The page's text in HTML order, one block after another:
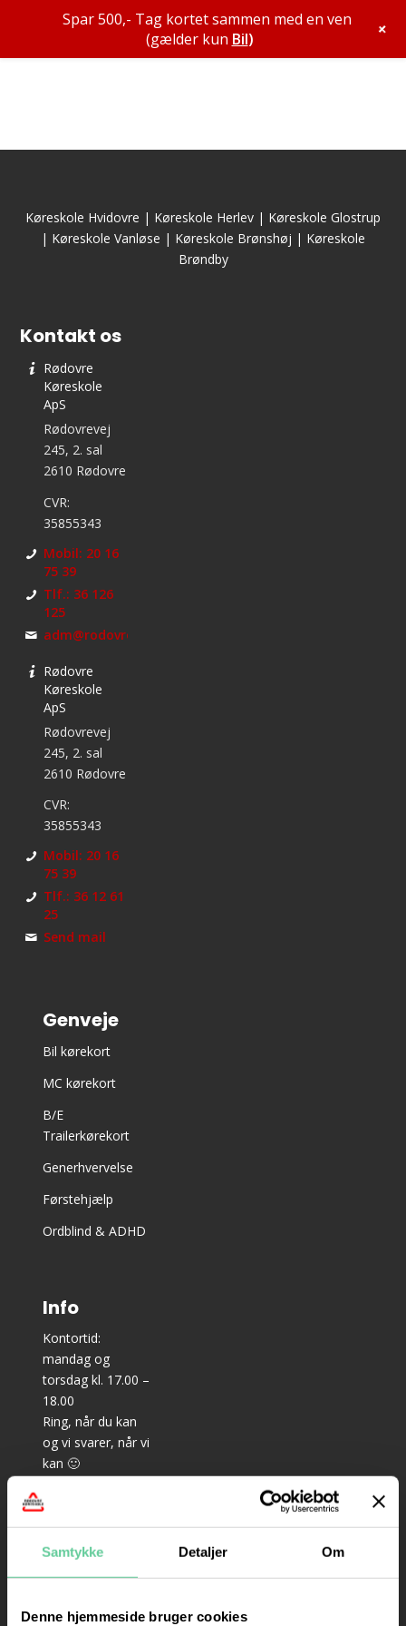
Samtykke Detaljer Om
Denne hjemmeside bruger cookies
Køreskole Hvidovre | Køreskole Herlev | Køreskole Glostrup
| Køreskole Vanløse | Køreskole Brønshøj | Køreskole
Brøndby
Kontakt os
Rødovre
Køreskole
ApS
Rødovrevej
245, 2. sal
2610 Rødovre
CVR:
35855343
Mobil: 20 16
75 39
Tlf.: 36 126
125
adm@rodovrekoreskole.dk
Rødovre
Køreskole
ApS
Rødovrevej
245, 2. sal
2610 Rødovre
CVR:
35855343
Mobil: 20 16
75 39
Tlf.: 36 12 61
25
Send mail
Genveje
Bil kørekort
MC kørekort
B/E
Trailerkørekort
Generhvervelse
Førstehjælp
Ordblind & ADHD
Info
Kontortid:
mandag og
torsdag kl. 17.00 –
18.00
Ring, når du kan
og vi svarer, når vi
kan 🙂
Teoriundervisning
onsdag og
torsdag kl. 18.15 –
– Prøveteori til bil:
Spar 500,- Tag kortet sammen med en ven
(gælder kun Bil) +